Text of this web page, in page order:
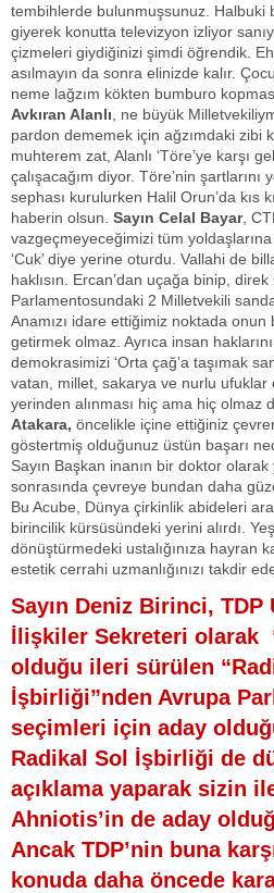
tembihlerde bulunmuşsunuz. Halbuki
giyerek konutta televizyon izliyor
çizmeleri giydiğinizi şimdi öğrendik.
asılmayın da sonra elinizde kalır.
neme lağzım kökten bumburo
Avkıran Alanlı , ne büyük
pardon dememek için ağzımdaki zibi
muhterem zat, Alanlı ‘Töre’ye karşı
çalışacağım diyor. Töre’nin
sephası kurulurken Halil Orun’da kıs
haberin olsun. Sayın Celal Bayar,
vazgeçmeyeceğimizi tüm
‘Cuk’ diye yerine oturdu. Vallahi de
haklısın. Ercan’dan uçağa binip,
Parlamentosundaki 2 Milletvekili
Anamızı idare ettiğimiz noktada
getirmek olmaz. Ayrıca insan
demokrasimizi ‘Orta çağ’a taşımak
vatan, millet, sakarya ve nurlu ufuklar
yerinden alınması hiç ama hiç olmaz
Atakara, öncelikle içine ettiğiniz
göstertmiş olduğunuz üstün başarı
Sayın Başkan inanın bir doktor olarak
sonrasında çevreye bundan daha
Bu Acube, Dünya çirkinlik abideleri
birincilik kürsüsündeki yerini alırdı.
dönüştürmedeki ustalığınıza hayran
estetik cerrahi uzmanlığınızı takdir
Sayın Deniz Birinci, TDP
İlişkiler Sekreteri olarak
olduğu ileri sürülen
İşbirliği”nden Avrupa
seçimleri için aday
Radikal Sol İşbirliği de
açıklama yaparak sizin
Ahniotis’in de aday
Ancak TDP’nin buna
konuda daha öncede